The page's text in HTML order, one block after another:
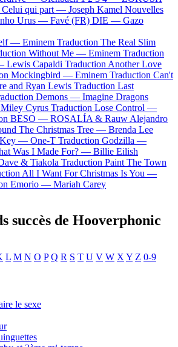
Celui qui part — Joseph Kamel Nouvelles
Urus — Favé (FR) DIE — Gazo
— Eminem Traduction The Real Slim
Without Me — Eminem Traduction
Lewis Capaldi Traduction Another Love
Mockingbird — Eminem Traduction Can't
and Ryan Lewis Traduction Last
Demons — Imagine Dragons
Miley Cyrus Traduction Lose Control —
BESO — ROSALÍA & Rauw Alejandro
The Christmas Tree — Brenda Lee
Key — One-T Traduction Godzilla —
Was I Made For? — Billie Eilish
& Tiakola Traduction Paint The Town
All I Want For Christmas Is You —
Emorio — Mariah Carey
succès de Hooverphonic
L M N O P Q R S T U V W X Y Z 0-9
le sexe